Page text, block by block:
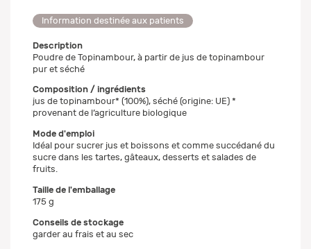
Information destinée aux patients
Description
Poudre de Topinambour, à partir de jus de topinambour
pur et séché
Composition / ingrédients
jus de topinambour* (100%), séché (origine: UE) *
provenant de l’agriculture biologique
Mode d'emploi
Idéal pour sucrer jus et boissons et comme succédané du
sucre dans les tartes, gâteaux, desserts et salades de
fruits.
Taille de l'emballage
175 g
Conseils de stockage
garder au frais et au sec